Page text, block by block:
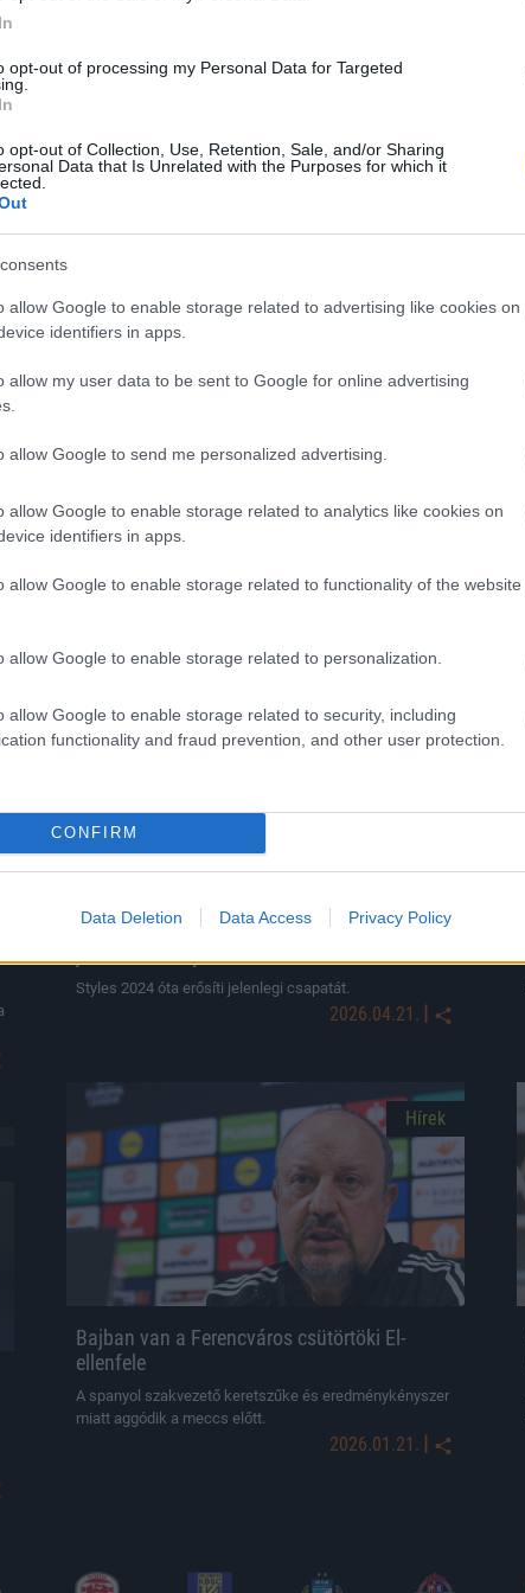
opt-out of processing my Personal Data for Targeted
opt-out of Collection, Use, Retention, Sale, and/or Sharing
Data that Is Unrelated with the Purposes for which it
allow Google to enable storage related to advertising like cookies on
identifiers in apps.
allow my user data to be sent to Google for online advertising
allow Google to send me personalized advertising.
allow Google to enable storage related to analytics like cookies on
identifiers in apps.
allow Google to enable storage related to functionality of the website
allow Google to enable storage related to personalization.
allow Google to enable storage related to security, including
functionality and fraud prevention, and other user protection.
CONFIRM
Data Deletion Data Access Privacy Policy
Unmute
Megosztás:
Hírek
Új fejezet kezdődhet a magyar válogatott
Styles 2024 óta erősíti jelenlegi csapatát.
2026.04.21. |
Hírek
Bajban van a Ferencváros csütörtöki El-
ellenfele
A spanyol szakvezető keretszűke és eredménykényszer
miatt aggódik a meccs előtt.
2026.01.21. |